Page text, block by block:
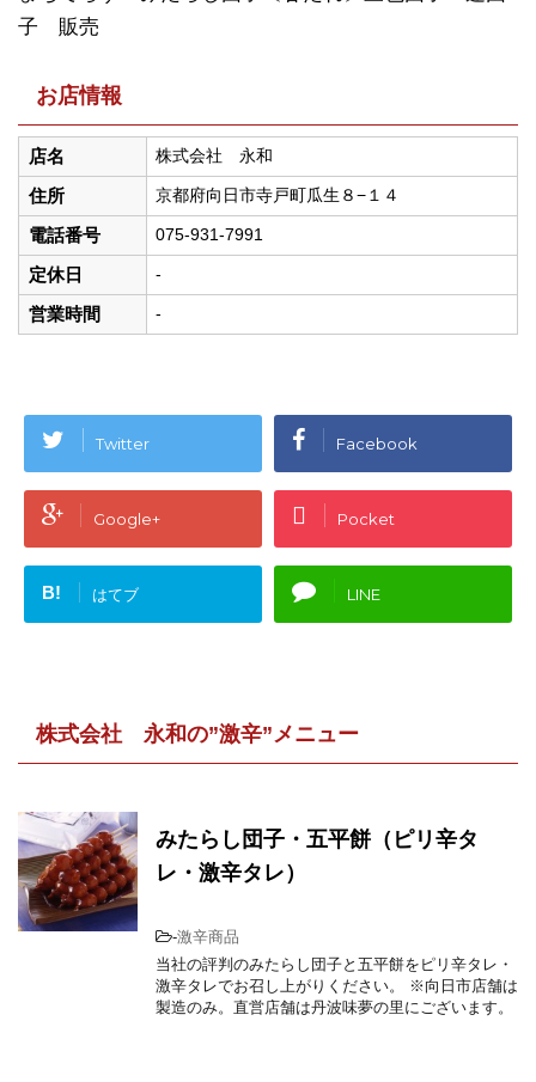
子 販売
お店情報
店名 株式会社 永和
住所 京都府向日市寺戸町瓜生８−１４
電話番号 075-931-7991
定休日 -
営業時間 -
This page can't load Google Maps correctly.
Do you own this website? OK
Twitter Facebook
Google+ Pocket
B! はてブ LINE
株式会社 永和の”激辛”メニュー
みたらし団子・五平餅（ピリ辛タ
レ・激辛タレ）
-激辛商品
当社の評判のみたらし団子と五平餅をピリ辛タレ・
激辛タレでお召し上がりください。 ※向日市店舗は
製造のみ。直営店舗は丹波味夢の里にございます。